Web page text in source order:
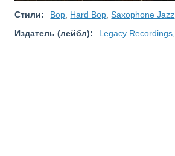
Стили: Bop Hard Bop ,Saxophone Jazz
Издатель (лейбл):
Legacy Recordings